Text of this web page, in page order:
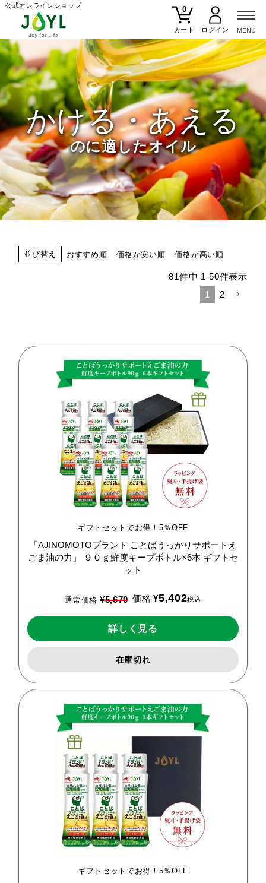
公式オンラインショップ
0
カート
かける・あえる
のに適したオイル
並び替え おすすめ順 価格が安い順 価格が高い順
81件中 1-50件表示
1
2
ギフトセットでお得！5％OFF
「AJINOMOTOブランド ことばうっかりサポートえ
ごま油の力」
９０ｇ鮮度キープボトル×6本 ギフトセ
ット
通常価格 ¥5,670 価格 ¥5,402税込
詳しく見る
在庫切れ
ギフトセットでお得！5％OFF